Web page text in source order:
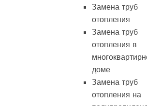
Замена труб
отопления
Замена труб
отопления в
доме
Замена труб
отопления на